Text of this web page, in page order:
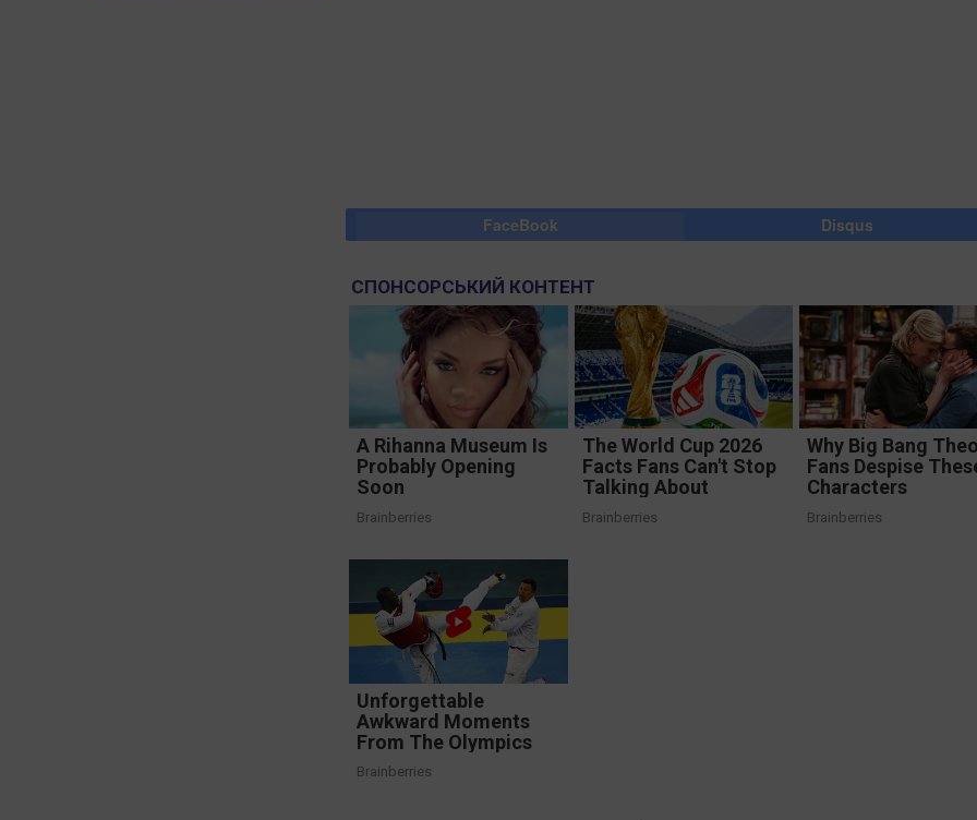
FaceBook Disqus
СПОНСОРСЬКИЙ КОНТЕНТ
A Rihanna Museum Is
Probably Opening
Soon
Brainberries
The World Cup 2026
Facts Fans Can't Stop
Talking About
Brainberries
Why Big Bang
Fans Despise
Characters
Brainberries
Unforgettable
Awkward Moments
From The Olympics
Brainberries